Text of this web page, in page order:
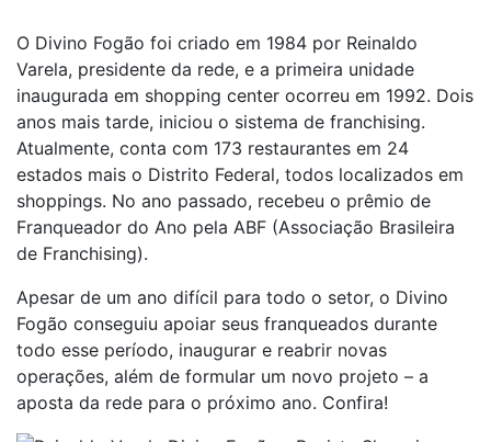
O Divino Fogão foi criado em 1984 por Reinaldo
Varela, presidente da rede, e a primeira unidade
inaugurada em shopping center ocorreu em 1992. Dois
anos mais tarde, iniciou o sistema de franchising.
Atualmente, conta com 173 restaurantes em 24
estados mais o Distrito Federal, todos localizados em
shoppings. No ano passado, recebeu o prêmio de
Franqueador do Ano pela ABF (Associação Brasileira
de Franchising).
Apesar de um ano difícil para todo o setor, o Divino
Fogão conseguiu apoiar seus franqueados durante
todo esse período, inaugurar e reabrir novas
operações, além de formular um novo projeto – a
aposta da rede para o próximo ano. Confira!